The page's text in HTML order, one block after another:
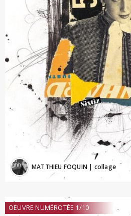
MATTHIEU FOQUIN | collage
OEUVRE NUMÉROTÉE 1/10